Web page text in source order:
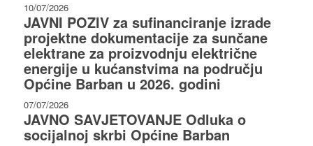
10/07/2026
JAVNI POZIV za sufinanciranje izrade
projektne dokumentacije za sunčane
elektrane za proizvodnju električne
energije u kućanstvima na području
Općine Barban u 2026. godini
07/07/2026
JAVNO SAVJETOVANJE Odluka o
socijalnoj skrbi Općine Barban